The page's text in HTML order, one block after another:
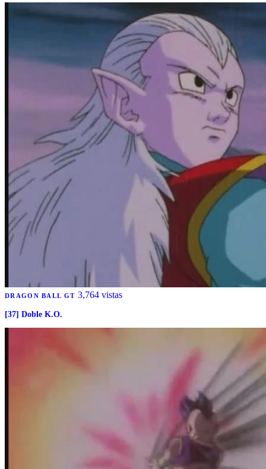
DRAGON BALL GT 3,764 vistas
[37] Doble K.O.